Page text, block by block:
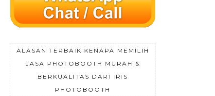
ALASAN TERBAIK KENAPA MEMILIH
JASA PHOTOBOOTH MURAH &
BERKUALITAS DARI IRIS
PHOTOBOOTH